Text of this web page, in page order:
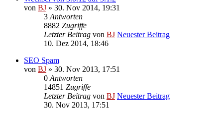
von BJ » 30. Nov 2014, 19:31
3 Antworten
8882 Zugriffe
Letzter Beitrag von BJ Neuester Beitrag
10. Dez 2014, 18:46
SEO Spam
von BJ » 30. Nov 2013, 17:51
0 Antworten
14851 Zugriffe
Letzter Beitrag von BJ Neuester Beitrag
30. Nov 2013, 17:51